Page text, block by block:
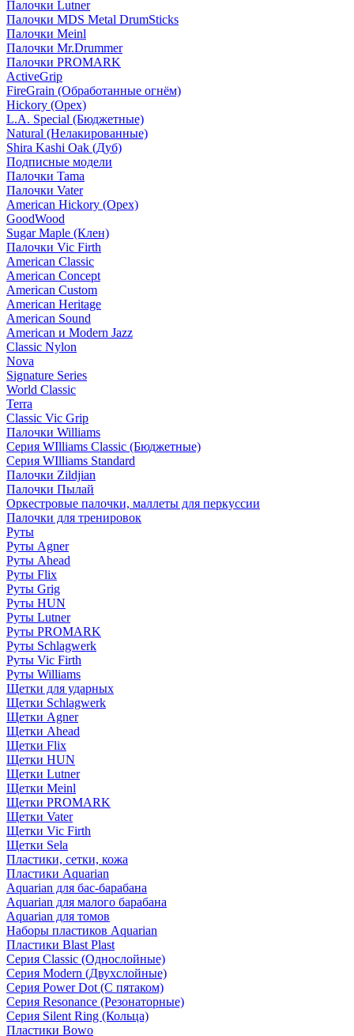
Палочки Lutner
Палочки MDS Metal DrumSticks
Палочки Meinl
Палочки Mr.Drummer
Палочки PROMARK
ActiveGrip
FireGrain (Обработанные огнём)
Hickory (Орех)
L.A. Special (Бюджетные)
Natural (Нелакированные)
Shira Kashi Oak (Дуб)
Подписные модели
Палочки Tama
Палочки Vater
American Hickory (Орех)
GoodWood
Sugar Maple (Клен)
Палочки Vic Firth
American Classic
American Concept
American Custom
American Heritage
American Sound
American и Modern Jazz
Classic Nylon
Nova
Signature Series
World Classic
Terra
Classic Vic Grip
Палочки Williams
Серия WIlliams Classic (Бюджетные)
Серия WIlliams Standard
Палочки Zildjian
Палочки Пылай
Оркестровые палочки, маллеты для перкуссии
Палочки для тренировок
Руты
Руты Agner
Руты Ahead
Руты Flix
Руты Grig
Руты HUN
Руты Lutner
Руты PROMARK
Руты Schlagwerk
Руты Vic Firth
Руты Williams
Щетки для ударных
Щетки Schlagwerk
Щетки Agner
Щетки Ahead
Щетки Flix
Щетки HUN
Щетки Lutner
Щетки Meinl
Щетки PROMARK
Щетки Vater
Щетки Vic Firth
Щетки Sela
Пластики, сетки, кожа
Пластики Aquarian
Aquarian для бас-барабана
Aquarian для малого барабана
Aquarian для томов
Наборы пластиков Aquarian
Пластики Blast Plast
Серия Classic (Однослойные)
Серия Modern (Двухслойные)
Серия Power Dot (С пятаком)
Серия Resonance (Резонаторные)
Серия Silent Ring (Кольца)
Пластики Bowo